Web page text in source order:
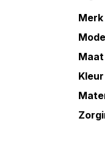
Merk
Maat
Kleur